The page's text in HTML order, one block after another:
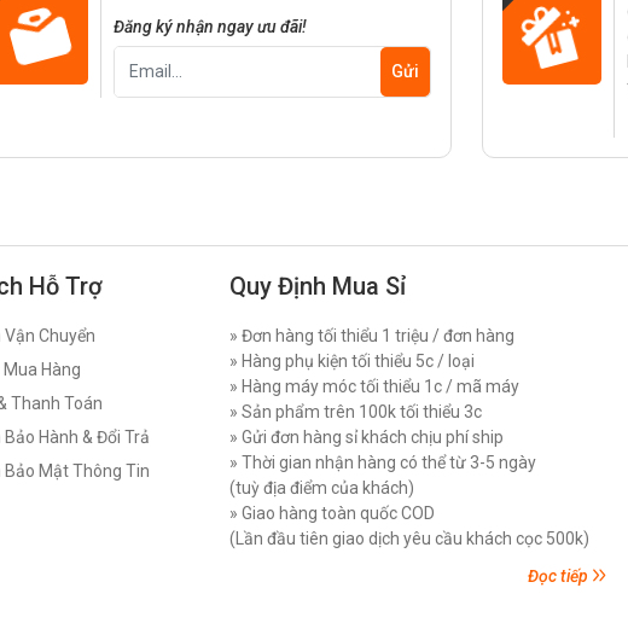
Đăng ký nhận ngay ưu đãi!
Hỗ Trợ
Chuyển
Mua Hàng
Thanh Toán
Hành & Đổi Trả
Bảo Mật Thông Tin
Quy Định Mua Sỉ
» Đơn hàng tối thiểu 1 triệu / đơn hàng
» Hàng phụ kiện tối thiểu 5c / loại
» Hàng máy móc tối thiểu 1c / mã máy
» Sản phẩm trên 100k tối thiểu 3c
» Gửi đơn hàng sỉ khách chịu phí ship
» Thời gian nhận hàng có thể từ 3-5 ngày
(tuỳ địa điểm của khách)
» Giao hàng toàn quốc COD
(Lần đầu tiên giao dịch yêu cầu khách cọc 500k)
Đọc tiếp